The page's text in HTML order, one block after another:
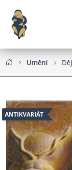
Umění
ANTIKVARIÁT